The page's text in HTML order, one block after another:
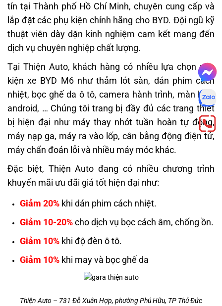
tín tại Thành phố Hồ Chí Minh, chuyên cung cấp và
lắp đặt các phụ kiện chính hãng cho BYD. Đội ngũ kỹ
thuật viên dày dặn kinh nghiệm cam kết mang đến
dịch vụ chuyên nghiệp chất lượng.
Tại Thiện Auto, khách hàng có nhiều lựa chọn phụ
kiện xe BYD M6 như thảm lót sàn, dán phim cách
nhiệt, bọc ghế da ô tô, camera hành trình, màn hình
android, … Chúng tôi trang bị đầy đủ các trang thiết
bị hiện đại như máy thay nhớt tuần hoàn tự động,
máy nạp ga, máy ra vào lốp, cân bằng động điện tử,
máy chẩn đoán lỗi và nhiều máy móc khác.
Đặc biệt, Thiện Auto đang có nhiều chương trình
khuyến mãi ưu đãi giá tốt hiện đại như:
Giảm 20% khi dán phim cách nhiệt.
Giảm 10-20%cho dịch vụ bọc cách âm, chống ồn.
Giảm 10% khi độ đèn ô tô.
Giảm 10% khi may và bọc ghế da
Thiện Auto – 731 Đỗ Xuân Hợp, phường Phú Hữu, TP Thủ Đức